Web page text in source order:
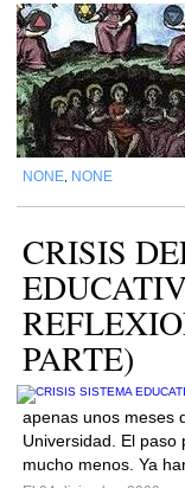
NONE NONE
CRISIS
PARTE)
apenas unos meses
Universidad. El
mucho menos. Ya